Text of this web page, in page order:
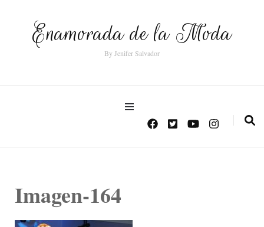
Enamorada de la Moda
By Jenifer Salvador
Imagen-164